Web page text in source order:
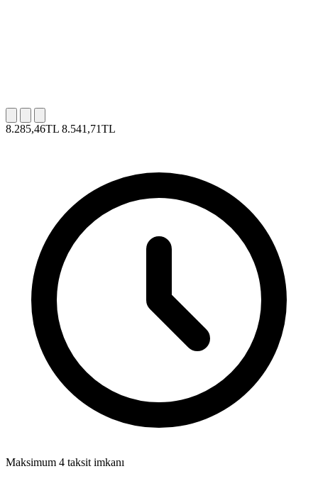
8.285,46TL 8.541,71TL
Maksimum 4 taksit imkanı